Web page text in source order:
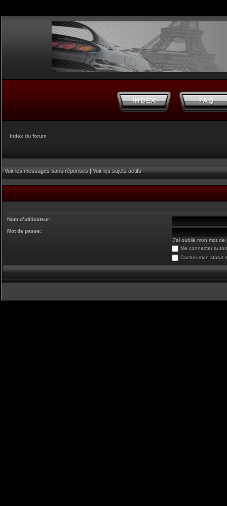
Index du forum
Voir les messages sans réponses|Voir les sujets actifs
Nom d’utilisateur:
Mot de passe:
J’ai oublié mon mot de
Me connecter
Cacher mon statut